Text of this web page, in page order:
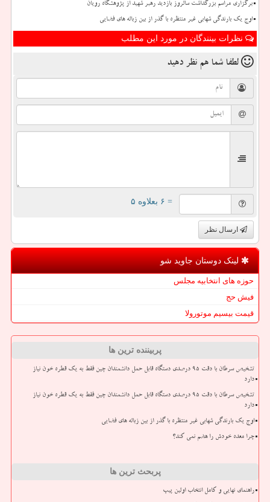
برگزاری مراسم بزرگداشت سالروز بازدید رهبر شهید از پژوهشگاه رویان
اوج یک بارندگی شهابی غیر منتظره با گذر از بین زباله های فضایی
نظرات بینندگان در مورد این مطلب
لطفا شما هم نظر دهید
= ۶ بعلاوه ۵
ارسال نظر
لینک دوستان جاوید شو
حوزه های انتخابیه مجلس
فیش حج
قیمت بیسیم موتورولا
پربیننده ترین ها
تشخیص سرطان با دقت ۹۵ درصدی دستگاه قابل حمل دانشمندان چین فقط به یک قطره خون نیاز
دارد
تشخیص سرطان با دقت ۹۵ درصدی دستگاه قابل حمل دانشمندان چین فقط به یک قطره خون نیاز
دارد
اوج یک بارندگی شهابی غیر منتظره با گذر از بین زباله های فضایی
چرا معده خودش را هضم نمی کند؟
پربحث ترین ها
راهنمای نهایی و کامل انتخاب اولین پیپ